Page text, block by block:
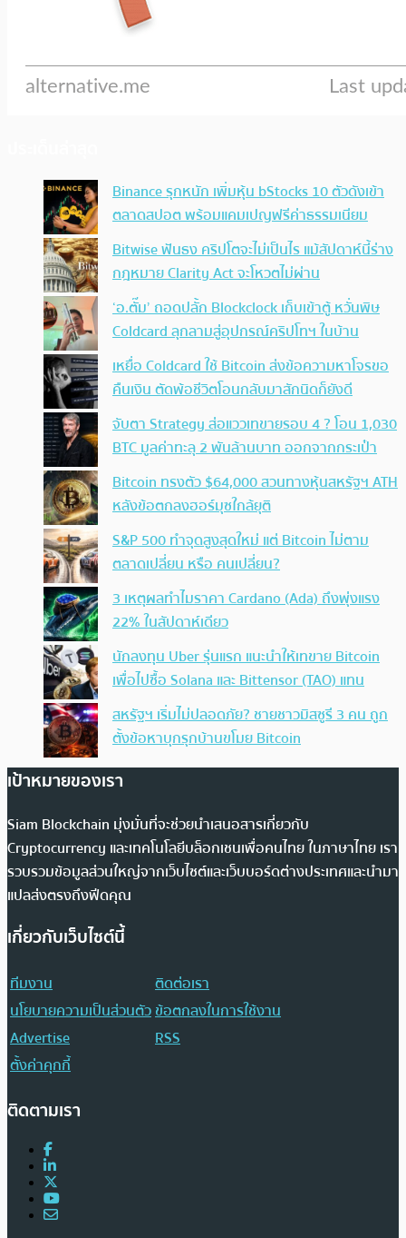
Binance รุกหนัก เพิ่มหุ้น bStocks 10 ตัวดังเข้า
ตลาดสปอต พร้อมแคมเปญฟรีค่าธรรมเนียม
Bitwise ฟันธง คริปโตจะไม่เป็นไร แม้สัปดาห์นี้ร่าง
กฎหมาย Clarity Act จะโหวตไม่ผ่าน
‘อ.ตั๊ม’ ถอดปลั้ก Blockclock เก็บเข้าตู้ หวั่นพิษ
Coldcard ลุกลามสู่อุปกรณ์คริปโทฯ ในบ้าน
เหยื่อ Coldcard ใช้ Bitcoin ส่งข้อความหาโจรขอ
คืนเงิน ตัดพ้อชีวิตโอนกลับมาสักนิดก็ยังดี
จับตา Strategy ส่อแววเทขายรอบ 4 ? โอน 1,030
BTC มูลค่าทะลุ 2 พันล้านบาท ออกจากกระเป๋า
Bitcoin ทรงตัว $64,000 สวนทางหุ้นสหรัฐฯ ATH
หลังข้อตกลงฮอร์มุซใกล้ยุติ
S&P 500 ทำจุดสูงสุดใหม่ แต่ Bitcoin ไม่ตาม
ตลาดเปลี่ยน หรือ คนเปลี่ยน?
3 เหตุผลทำไมราคา Cardano (Ada) ถึงพุ่งแรง
22% ในสัปดาห์เดียว
นักลงทุน Uber รุ่นแรก แนะนำให้เทขาย Bitcoin
เพื่อไปซื้อ Solana และ Bittensor (TAO) แทน
สหรัฐฯ เริ่มไม่ปลอดภัย? ชายชาวมิสซูรี 3 คน ถูก
ตั้งข้อหาบุกรุกบ้านขโมย Bitcoin
เป้าหมายของเรา
Siam Blockchain มุ่งมั่นที่จะช่วยนำเสนอสารเกี่ยวกับ
Cryptocurrency และเทคโนโลยีบล็อกเชนเพื่อคนไทย ในภาษาไทย เรา
รวบรวมข้อมูลส่วนใหญ่จากเว็บไซต์และเว็บบอร์ดต่างประเทศและนำมา
แปลส่งตรงถึงฟีดคุณ
เกี่ยวกับเว็บไซต์นี้
ทีมงาน
ติดต่อเรา
นโยบายความเป็นส่วนตัวข้อตกลงในการใช้งาน
Advertise
RSS
ตั้งค่าคุกกี้
ติดตามเรา